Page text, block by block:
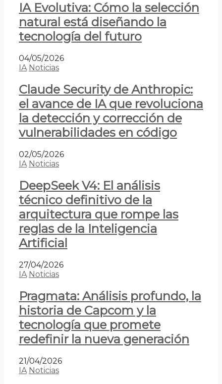
IA Evolutiva: Cómo la selección
natural está diseñando la
tecnología del futuro
04/05/2026
IA Noticias
Claude Security de Anthropic:
el avance de IA que revoluciona
la detección y corrección de
vulnerabilidades en código
02/05/2026
IA Noticias
DeepSeek V4: El análisis
técnico definitivo de la
arquitectura que rompe las
reglas de la Inteligencia
Artificial
27/04/2026
IA Noticias
Pragmata: Análisis profundo, la
historia de Capcom y la
tecnología que promete
redefinir la nueva generación
21/04/2026
IA Noticias